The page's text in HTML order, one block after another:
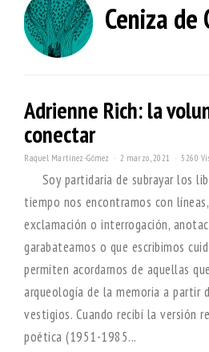
Ceniza de
Adrienne Rich: la
conectar
Raquel Martínez-Gómez 2 marzo, 2021 5260
Soy partidaria de subrayar los
tiempo nos encontramos con
exclamación o interrogación,
garabateamos o que escribimos
permiten acordarnos de aquellas
arqueología de la memoria a partir
vestigios. Cuando recibí la versión
poética (1951-1985...